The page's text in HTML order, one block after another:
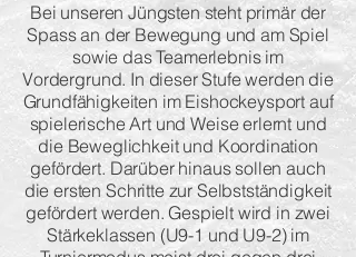
Bei unseren Jüngsten steht primär der
Spass an der Bewegung und am Spiel
sowie das Teamerlebnis im
Vordergrund. In dieser Stufe werden die
Grundfähigkeiten im Eishockeysport auf
spielerische Art und Weise erlernt und
die Beweglichkeit und Koordination
gefördert. Darüber hinaus sollen auch
die ersten Schritte zur Selbstständigkeit
gefördert werden. Gespielt wird in zwei
Stärkeklassen (U9-1 und U9-2) im